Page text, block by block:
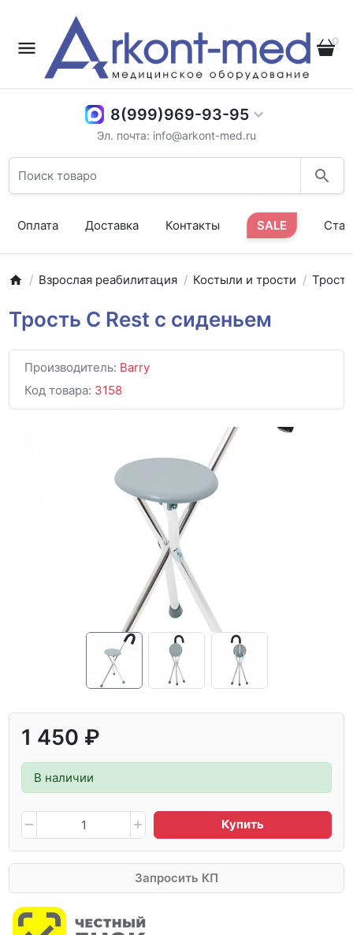
0
8(999)969-93-95
Эл. почта: info@arkont-med.ru
Оплата Доставка Контакты SALE
Взрослая реабилитация Костыли и трости Трости
Трость C Rest с сиденьем
Производитель: Barry
Код товара: 3158
1 450 ₽
В наличии
Купить
Запросить КП